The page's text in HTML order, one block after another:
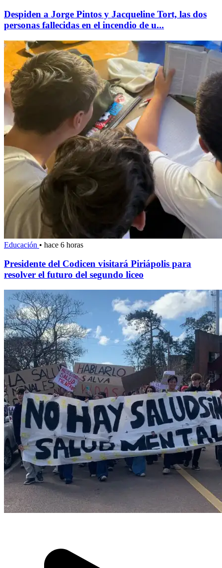
Despiden a Jorge Pintos y Jacqueline Tort, las dos
personas fallecidas en el incendio de u...
Educación • hace 6 horas
Presidente del Codicen visitará Piriápolis para
resolver el futuro del segundo liceo